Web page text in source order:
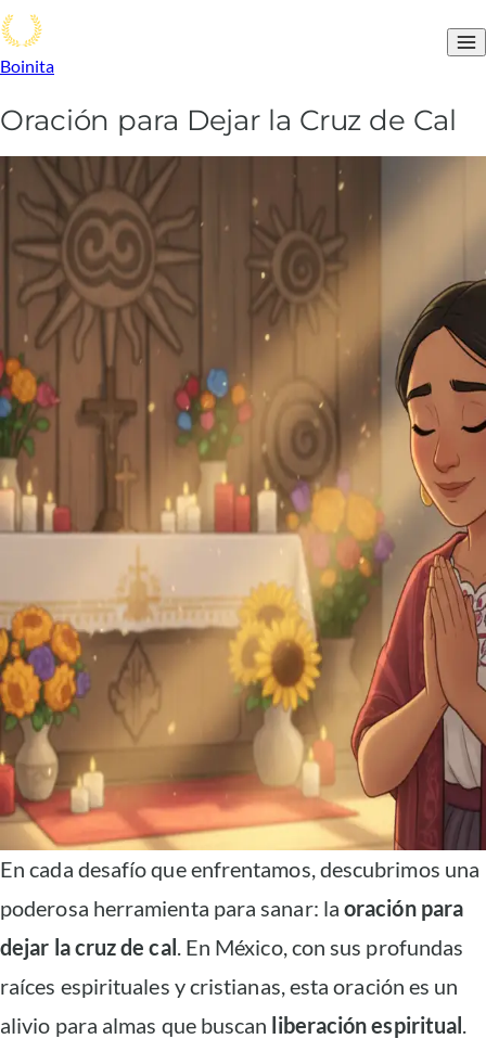
Boinita
Oración para Dejar la Cruz de Cal
En cada desafío que enfrentamos, descubrimos una
poderosa herramienta para sanar: laoración para
dejar la cruz de cal . En México, con sus profundas
raíces espirituales y cristianas, esta oración es un
alivio para almas que buscan liberación espiritual .